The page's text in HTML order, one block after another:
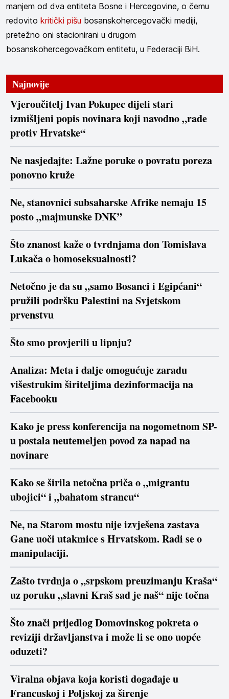
manjem od dva entiteta Bosne i Hercegovine, o čemu
redovito kritički pišu bosanskohercegovački mediji,
pretežno oni stacionirani u drugom
bosanskohercegovačkom entitetu, u Federaciji BiH.
Najnovije
Vjeroučitelj Ivan Pokupec dijeli stari
izmišljeni popis novinara koji navodno „rade
protiv Hrvatske“
Ne nasjedajte: Lažne poruke o povratu poreza
ponovno kruže
Ne, stanovnici subsaharske Afrike nemaju 15
posto „majmunske DNK”
Što znanost kaže o tvrdnjama don Tomislava
Lukača o homoseksualnosti?
Netočno je da su „samo Bosanci i Egipćani“
pružili podršku Palestini na Svjetskom
prvenstvu
Što smo provjerili u lipnju?
Analiza: Meta i dalje omogućuje zaradu
višestrukim širiteljima dezinformacija na
Facebooku
Kako je press konferencija na nogometnom SP-
u postala neutemeljen povod za napad na
novinare
Kako se širila netočna priča o „migrantu
ubojici“ i „bahatom strancu“
Ne, na Starom mostu nije izvješena zastava
Gane uoči utakmice s Hrvatskom. Radi se o
manipulaciji.
Zašto tvrdnja o „srpskom preuzimanju Kraša“
uz poruku „slavni Kraš sad je naš“ nije točna
Što znači prijedlog Domovinskog pokreta o
reviziji državljanstva i može li se ono uopće
oduzeti?
Viralna objava koja koristi događaje u
Francuskoj i Poljskoj za širenje